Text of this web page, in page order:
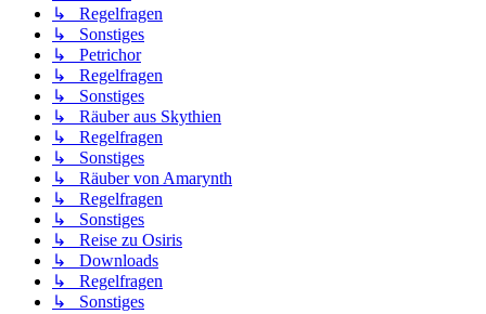
↳ Regelfragen
↳ Sonstiges
↳ Petrichor
↳ Regelfragen
↳ Sonstiges
↳ Räuber aus Skythien
↳ Regelfragen
↳ Sonstiges
↳ Räuber von Amarynth
↳ Regelfragen
↳ Sonstiges
↳ Reise zu Osiris
↳ Downloads
↳ Regelfragen
↳ Sonstiges